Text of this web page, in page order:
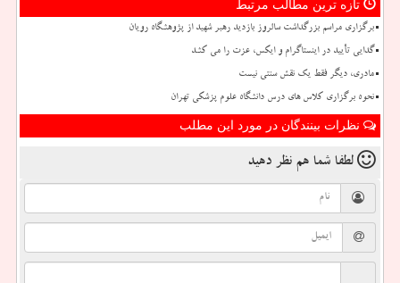
تازه ترین مطالب مرتبط
برگزاری مراسم بزرگداشت سالروز بازدید رهبر شهید از پژوهشگاه رویان
گدایی تأیید در اینستاگرام و ایکس، عزت را می کشد
مادری، دیگر فقط یک نقش سنتی نیست
نحوه برگزاری کلاس های درس دانشگاه علوم پزشکی تهران
نظرات بینندگان در مورد این مطلب
لطفا شما هم نظر دهید